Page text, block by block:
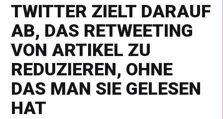
TWITTER ZIELT DARAUF
AB, DAS RETWEETING
VON ARTIKEL ZU
REDUZIEREN, OHNE
DAS MAN SIE GELESEN
HAT